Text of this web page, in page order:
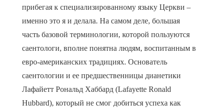
прибегая к специализированному языку Церкви –
именно это я и делала. На самом деле, большая
часть базовой терминологии, которой пользуются
саентологи, вполне понятна людям, воспитанным в
евро-американских традициях. Основатель
саентологии и ее предшественницы дианетики
Лафайетт Рональд Хаббард (Lafayette Ronald
Hubbard), который не смог добиться успеха как